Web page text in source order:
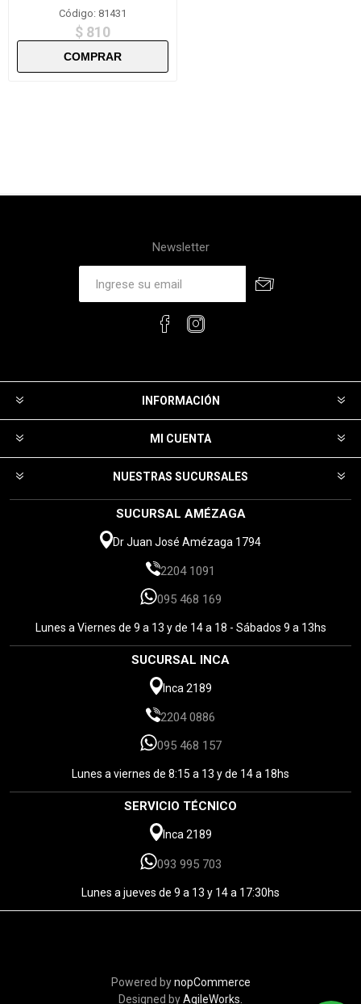
Código: 81431
$ 810
Newsletter
INFORMACIÓN
MI CUENTA
NUESTRAS SUCURSALES
SUCURSAL AMÉZAGA
Dr Juan José Amézaga 1794
2204 1091
095 468 169
Lunes a Viernes de 9 a 13 y de 14 a 18 - Sábados 9 a 13hs
SUCURSAL INCA
Inca 2189
2204 0886
095 468 157
Lunes a viernes de 8:15 a 13 y de 14 a 18hs
SERVICIO TÉCNICO
Inca 2189
093 995 703
Lunes a jueves de 9 a 13 y 14 a 17:30hs
Powered bynopCommerce
Designed byAgileWorks.